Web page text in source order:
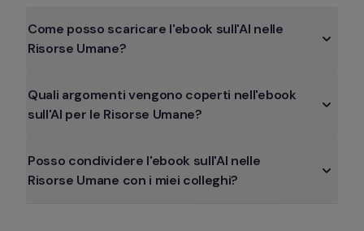
Come posso scaricare l'ebook sull'AI nelle
Risorse Umane?
Quali argomenti vengono coperti nell'ebook
sull'AI per le Risorse Umane?
Posso condividere l'ebook sull'AI nelle
Risorse Umane con i miei colleghi?